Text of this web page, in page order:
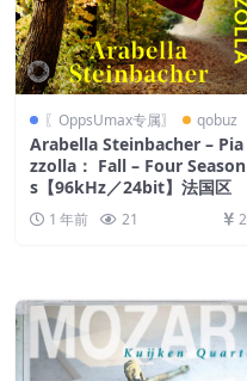
〖OppsUmax专属〗 qobuz
Arabella Steinbacher – Pia
zzolla： Fall – Four Season
s【96kHz／24bit】法国区
1 年前 21 2